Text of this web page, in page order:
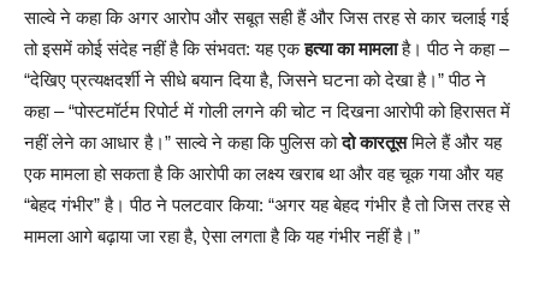
साल्वे ने कहा कि अगर आरोप और सबूत सही हैं और जिस तरह से कार चलाई गई
तो इसमें कोई संदेह नहीं है कि संभवत: यह एकहत्या का मामलाहै। पीठ ने कहा –
“देखिए प्रत्यक्षदर्शी ने सीधे बयान दिया है, जिसने घटना को देखा है।” पीठ ने
कहा – “पोस्टमॉर्टम रिपोर्ट में गोली लगने की चोट न दिखना आरोपी को हिरासत में
नहीं लेने का आधार है।” साल्वे ने कहा कि पुलिस कोदो कारतूसमिले हैं और यह
एक मामला हो सकता है कि आरोपी का लक्ष्य खराब था और वह चूक गया और यह
“बेहद गंभीर” है। पीठ ने पलटवार किया: “अगर यह बेहद गंभीर है तो जिस तरह से
मामला आगे बढ़ाया जा रहा है, ऐसा लगता है कि यह गंभीर नहीं है।”